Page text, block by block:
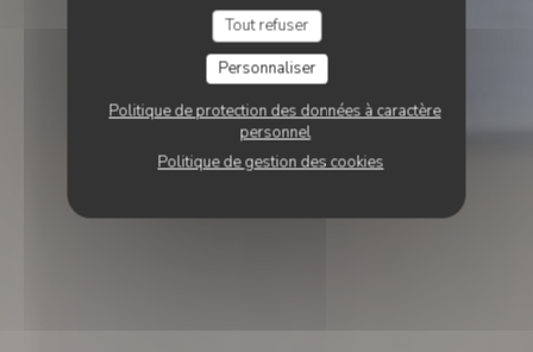
Tout refuser
Personnaliser
Politique de protection des données à caractère
personnel
Politique de gestion des cookies